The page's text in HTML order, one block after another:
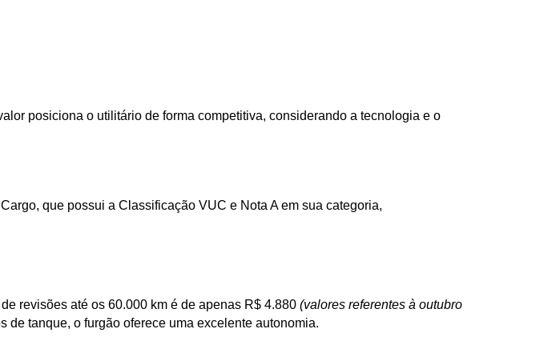
posiciona o utilitário de forma competitiva, considerando a tecnologia e o
que possui a Classificação VUC e Nota A em sua categoria,
revisões até os 60.000 km é de apenas R$ 4.880 (valores referentes à outubro
de tanque, o furgão oferece uma excelente autonomia.